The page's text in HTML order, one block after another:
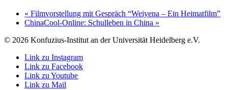
« Filmvorstellung mit Gespräch “Weiyena – Ein Heimatfilm”
ChinaCool-Online: Schulleben in China »
© 2026 Konfuzius-Institut an der Universität Heidelberg e.V.
Link zu Instagram
Link zu Facebook
Link zu Youtube
Link zu Mail